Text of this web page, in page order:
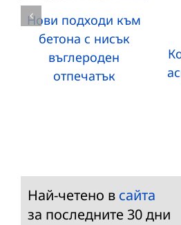
Нови подходи към
бетона с нисък
въглероден
отпечатък
Най-четено в сайта
за последните 30 дни